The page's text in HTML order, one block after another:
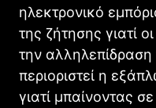
ηλεκτρονικό
της ζήτησης γιατί
την
περιοριστεί η
γιατί μπαίνοντας